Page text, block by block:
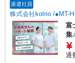
派遣社員
株式会社kotrio /●MT-
富
集
通